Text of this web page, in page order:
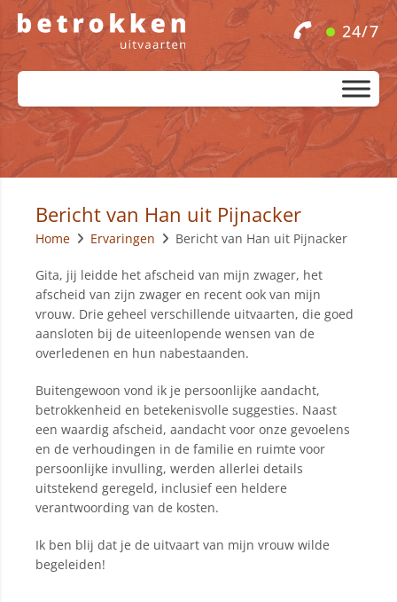
24/7
Bericht van Han uit Pijnacker
Home Ervaringen Bericht van Han uit Pijnacker
Gita, jij leidde het afscheid van mijn zwager, het
afscheid van zijn zwager en recent ook van mijn
vrouw. Drie geheel verschillende uitvaarten, die goed
aansloten bij de uiteenlopende wensen van de
overledenen en hun nabestaanden.
Buitengewoon vond ik je persoonlijke aandacht,
betrokkenheid en betekenisvolle suggesties. Naast
een waardig afscheid, aandacht voor onze gevoelens
en de verhoudingen in de familie en ruimte voor
persoonlijke invulling, werden allerlei details
uitstekend geregeld, inclusief een heldere
verantwoording van de kosten.
Ik ben blij dat je de uitvaart van mijn vrouw wilde
begeleiden!